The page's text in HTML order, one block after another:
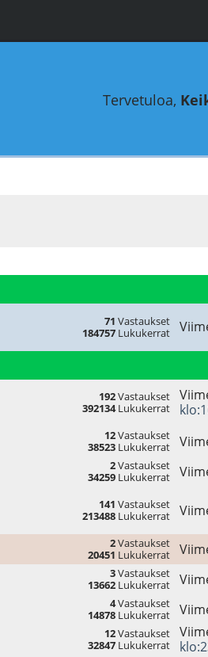
Tervetuloa,
71 Vastaukset
184757Lukukerrat
192Vastaukset
392134Lukukerrat
12Vastaukset
38523Lukukerrat
2Vastaukset
34259Lukukerrat
141 Vastaukset
213488Lukukerrat
2Vastaukset
20451 Lukukerrat
3Vastaukset
13662Lukukerrat
4Vastaukset
14878Lukukerrat
12Vastaukset
32847Lukukerrat